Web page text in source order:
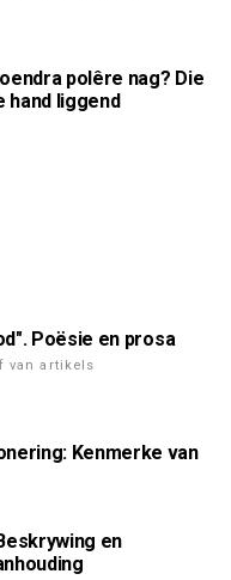
polêre nag? Die
hand liggend
Poësie en prosa
van artikels
Kenmerke van
en